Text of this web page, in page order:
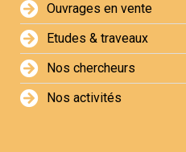
Ouvrages en vente
Etudes & traveaux
Nos chercheurs
Nos activités